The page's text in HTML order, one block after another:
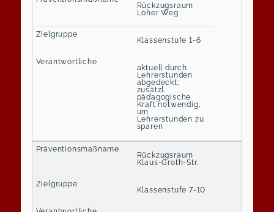
Rückzugsraum
Loher Weg
Klassenstufe 1-6
aktuell durch
Lehrerstunden
abgedeckt;
zusätzl.
pädagogische
Kraft notwendig,
um
Lehrerstunden zu
sparen
Rückzugsraum
Klaus-Groth-Str.
Klassenstufe 7-10